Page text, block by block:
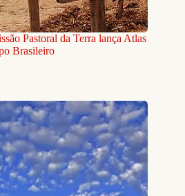
Pastoral da Terra lança Atlas
Brasileiro